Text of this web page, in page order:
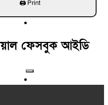
ফেসবুক আইডি